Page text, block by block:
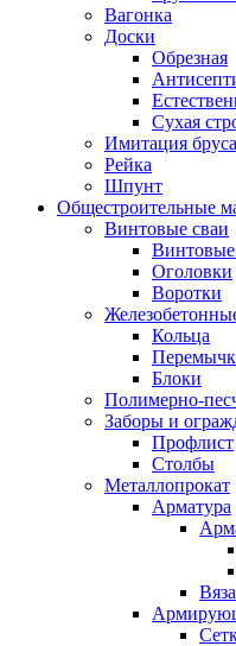
Вагонка
Доски
Обрезная
Сухая
Имитация бруса
Рейка
Шпунт
Общестроительные
Винтовые сваи
Винтовые
Оголовки
Воротки
Кольца
Блоки
Полимерно-
Заборы и
Профлист
Столбы
Металлопрокат
Арматура